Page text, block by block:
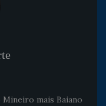
mais Baiano